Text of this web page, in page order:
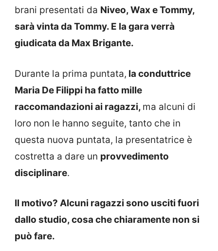
brani presentati da Niveo, Wax e Tommy,
sarà vinta da Tommy. E la gara verrà
giudicata da Max Brigante.
Durante la prima puntata, la conduttrice
Maria De Filippi ha fatto mille
raccomandazioni ai ragazzi, ma alcuni di
loro non le hanno seguite, tanto che in
questa nuova puntata, la presentatrice è
costretta a dare un provvedimento
disciplinare.
Il motivo? Alcuni ragazzi sono usciti fuori
dallo studio, cosa che chiaramente non si
può fare.